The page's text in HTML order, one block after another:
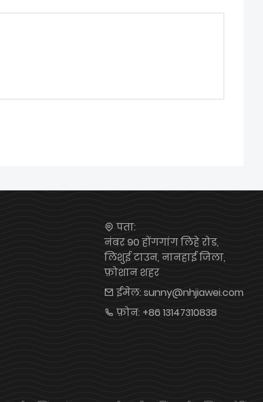
पता:
नंबर 90 होंगगांग लिहे रोड,
लिशुई टाउन, नानहाई जिला,
फ़ोशान शहर
ईमेल:sunny@nhjiawei.com
फ़ोन: +86 13147310838